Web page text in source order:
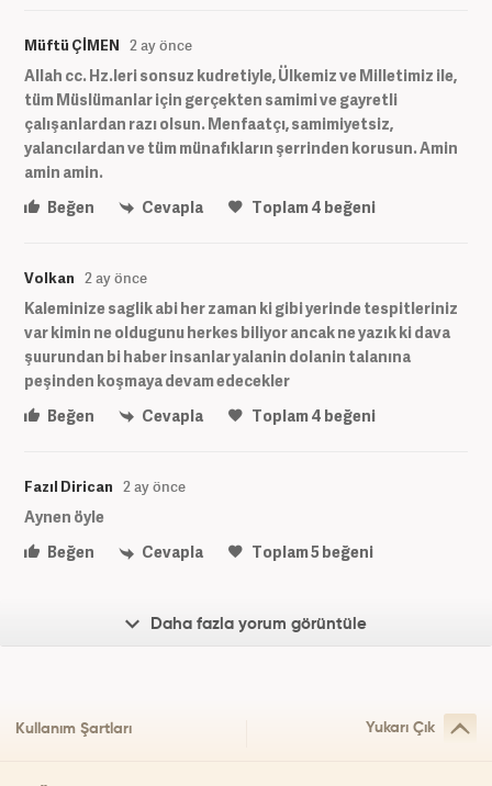
Müftü ÇİMEN 2 ay önce
Allah cc. Hz.leri sonsuz kudretiyle, Ülkemiz ve Milletimiz ile,
tüm Müslümanlar için gerçekten samimi ve gayretli
çalışanlardan razı olsun. Menfaatçı, samimiyetsiz,
yalancılardan ve tüm münafıkların şerrinden korusun. Amin
amin amin.
Beğen
Cevapla Toplam4 beğeni
Volkan 2 ay önce
Kaleminize saglik abi her zaman ki gibi yerinde tespitleriniz
var kimin ne oldugunu herkes biliyor ancak ne yazık ki dava
şuurundan bi haber insanlar yalanin dolanin talanına
peşinden koşmaya devam edecekler
Beğen
Cevapla Toplam4 beğeni
Fazıl Dirican 2 ay önce
Aynen öyle
Beğen
Cevapla Toplam5beğeni
Daha fazla yorum görüntüle
Kullanım Şartları Yukarı Çık